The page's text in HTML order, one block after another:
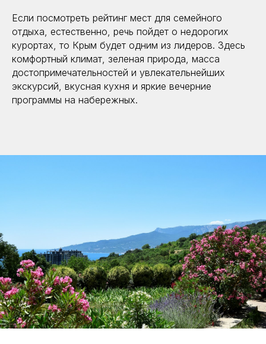
Если посмотреть рейтинг мест для семейного
отдыха, естественно, речь пойдет о недорогих
курортах, то Крым будет одним из лидеров. Здесь
комфортный климат, зеленая природа, масса
достопримечательностей и увлекательнейших
экскурсий, вкусная кухня и яркие вечерние
программы на набережных.